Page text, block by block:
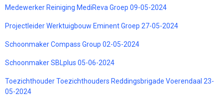
Medewerker Reiniging MediReva Groep 09-05-2024
Projectleider Werktuigbouw Eminent Groep 27-05-2024
Schoonmaker Compass Group 02-05-2024
Schoonmaker SBLplus 05-06-2024
Toezichthouder Toezichthouders Reddingsbrigade Voerendaal 23-
05-2024